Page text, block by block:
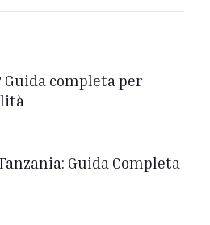
Guida completa per
Guida Completa